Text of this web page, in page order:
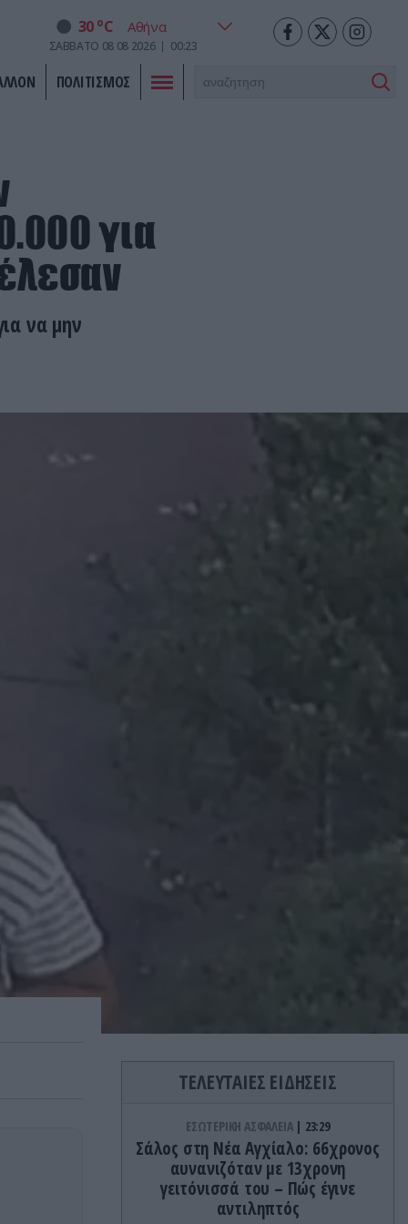
30 oC
ΣΑΒΒΑΤΟ 08 08 2026 00:23
ΠΟΛΙΤΙΣΜΟΣ
για
να μην
ΤΕΛΕΥΤΑΙΕΣ ΕΙΔΗΣΕΙΣ
ΕΣΩΤΕΡΙΚΗ ΑΣΦΑΛΕΙΑ 23:29
Σάλος στη Νέα Αγχίαλο: 66χρονος
αυνανιζόταν με 13χρονη
γειτόνισσά του – Πώς έγινε
αντιληπτός